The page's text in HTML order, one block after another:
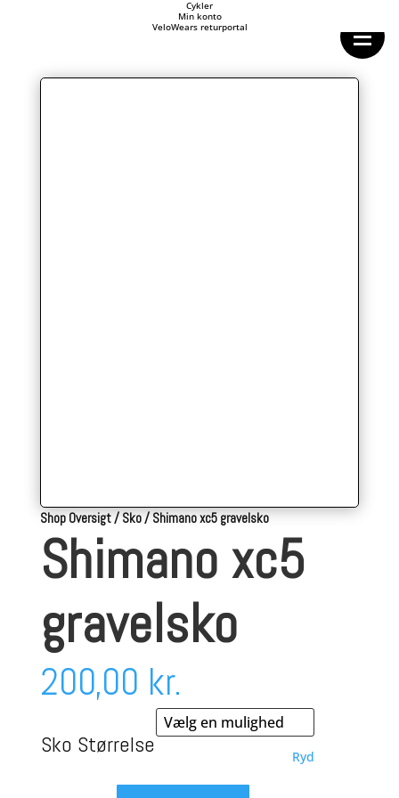
Geargrupper
Cykler
Min konto
VeloWears returportal
Shop Oversigt/Sko/Shimano xc5 gravelsko
Shimano xc5
gravelsko
200,00 kr.
Sko Størrelse Ryd